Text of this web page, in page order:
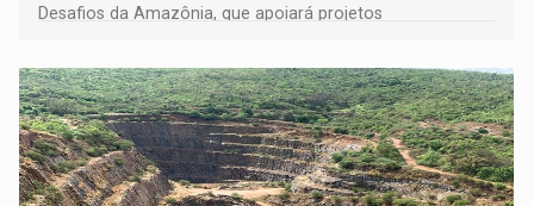
Desafios da Amazônia, que apoiará projetos
submissão de pré-propostas poderá ser feita até 1º de
setembro